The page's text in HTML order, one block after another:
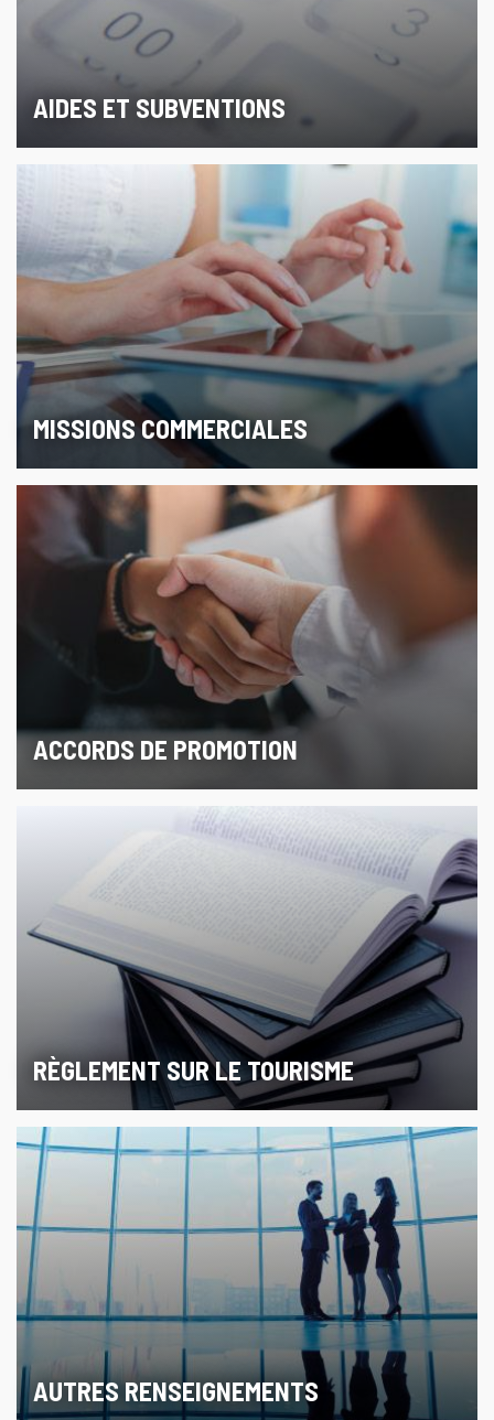
AIDES ET SUBVENTIONS
MISSIONS COMMERCIALES
ACCORDS DE PROMOTION
RÈGLEMENT SUR LE TOURISME
AUTRES RENSEIGNEMENTS